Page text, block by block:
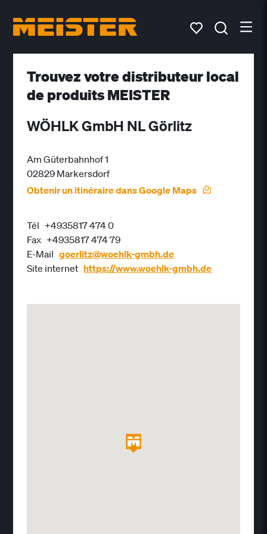
Trouvez votre distributeur local
de produits MEISTER
WÖHLK GmbH NL Görlitz
Am Güterbahnhof 1
02829 Markersdorf
Obtenir un itinéraire dans Google Maps
Tél +4935817 474 0
Fax +4935817 474 79
E-Mail goerlitz@woehlk-gmbh.de
Site internet https://www.woehlk-gmbh.de